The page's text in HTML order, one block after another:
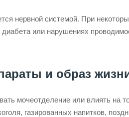
нервной системой. При
диабета или нарушениях
и образ
мочеотделение или влиять на
газированных напитков,